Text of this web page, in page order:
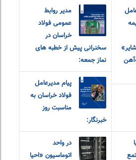
مدیر روابط
عمومی فولاد
خراسان در
سخنرانی پیش از خطبه های
نماز جمعه:
پیام مدیرعامل
فولاد خراسان به
مناسبت روز
خبرنگار:
در واحد
اتوماسیون «احیا